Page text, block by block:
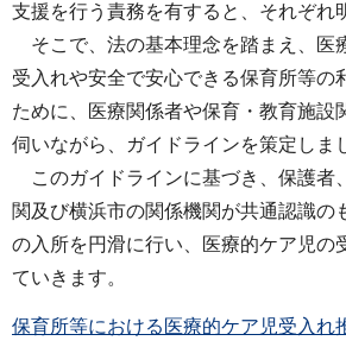
支援を行う責務を有すると、それぞれ
そこで、法の基本理念を踏まえ、医
受入れや安全で安心できる保育所等の
ために、医療関係者や保育・教育施設
伺いながら、ガイドラインを策定しま
このガイドラインに基づき、保護者
関及び横浜市の関係機関が共通認識の
の入所を円滑に行い、医療的ケア児の
ていきます。
保育所等における医療的ケア児受入れ